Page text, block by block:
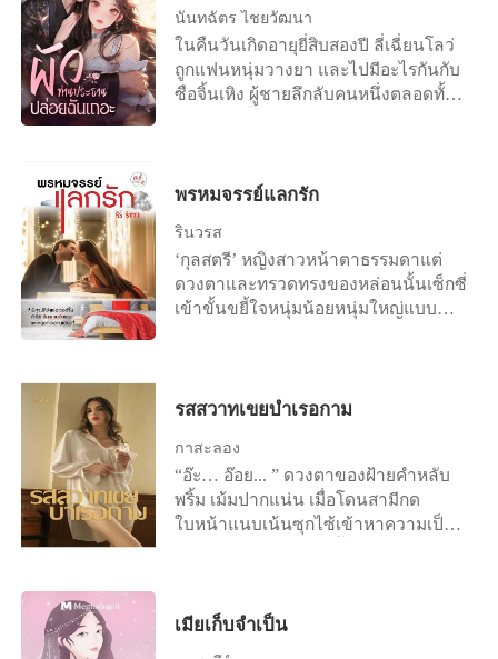
ให้เผาไหม้ทุรนทุราย “เธอก็รู้ว่าไม่มีทาง
ปฏิเสธพี่ได้ หัวใจเธอรู้ดีลูกแก้ว” “ลูกแก้ว
เกลียดพี่คราม ชิงชังพี่คราม พี่ครามทำ
แบบนี้ได้ไง พี่ครามเป็นสามีของพี่อัง
ทำได้ไง พี่ครามเลวที่สุด” “เราก็เลวด้วย
ต้องรู้ ทุกสิ่งทุกอย่างบนโลกนี้ย่อมมี
เหตุผล” นิ้วกลางของสงครามชอนไช
เข้าสู่ปากถ้ำอันอุดมไปด้วยแหล่งน้ำที่
หลั่งริน เดือนกันยากรีดร้องสุดเสียง ทั้ง
เกลียดเขา เกลียดตัวเอง และซ่านกระสัน
ไปทุกรูขุมขน ร่างอิ่มที่ถูกพันธนาการไว้
นันทฉัตร ไชยวัฒนา
ในคืนวันเกิดอายุยี่สิบสองปี ลี่เฉี่ยนโลว่
ถูกแฟนหนุ่มวางยา และไปมีอะไรกันกับ
ซือจิ้นเหิง ผู้ชายลึกลับคนหนึ่งตลอดทั้ง
ใช้เขาเพื่อแก้แค้น "ฉันเป็นภรรยาที่ถูก
จะไม่ยอมรับ แม้ว่าแฟนสาวที่เป็นซุป
เปอร์สตาร์ของเขาจะตามมาอยู่ด้วยกัน
เธอก็ยังคงยืนยันอยู่อย่างนั้น เธอแท้งโดย
บังเอิญ แต่เขากลับเข้าใจผิดว่าเธอไม่
ต่อมา เมื่อเธอกลับเข้ามาในชีวิตของเขา
ว่าทำไมเขาถึงยังรังควานและทรมาน
เธอต่อไป
พรหมจรรย์แลกรัก
รินวรส
‘กุลสตรี’ หญิงสาวหน้าตาธรรมดาแต่
ดวงตาและทรวดทรงของหล่อนนั้นเซ็กซี่
เข้าขั้นขยี้ใจหนุ่มน้อยหนุ่มใหญ่แบบ
ใจอย่างไร้สติของหล่อนเอง “กุลรักพี่ธีร์
ยังเวอร์จิ้น ถ้าใช่! ฉันจะคบกับเธอ แล้ว
หยุดที่เธอคนเดียว” กุลสตรีหน้าชา
สายตาเขาดูหมิ่นดูแคลนหล่อนเหลือใจ
หล่อนไม่เคยอับอายอะไรอย่างนี้มาก่อน
เลือนหมดสิ้น ...ลืมเลือนถึงขั้นไร้สติ เอ่ย
วาจาเหมือนคนไร้สมองให้เขาเหยียด
รสสวาทเขยบำเรอกาม
กาสะลอง
“อ๊ะ… อ๊อย... ” ดวงตาของฝ้ายคำหลับ
พริ้ม เม้มปากแน่น เมื่อโดนสามีกด
ใบหน้าแนบเน้นซุกไซ้เข้าหาความเป็น
มอร่ามอะร้าอยู่ตรงง่ามขาของหญิงสาว
เมียเก็บจำเป็น